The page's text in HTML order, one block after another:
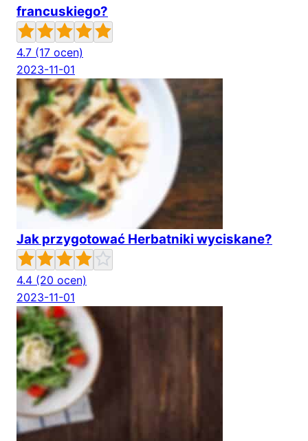
francuskiego?
4.7 (17 ocen)
2023-11-01
Jak przygotować Herbatniki wyciskane?
4.4 (20 ocen)
2023-11-01